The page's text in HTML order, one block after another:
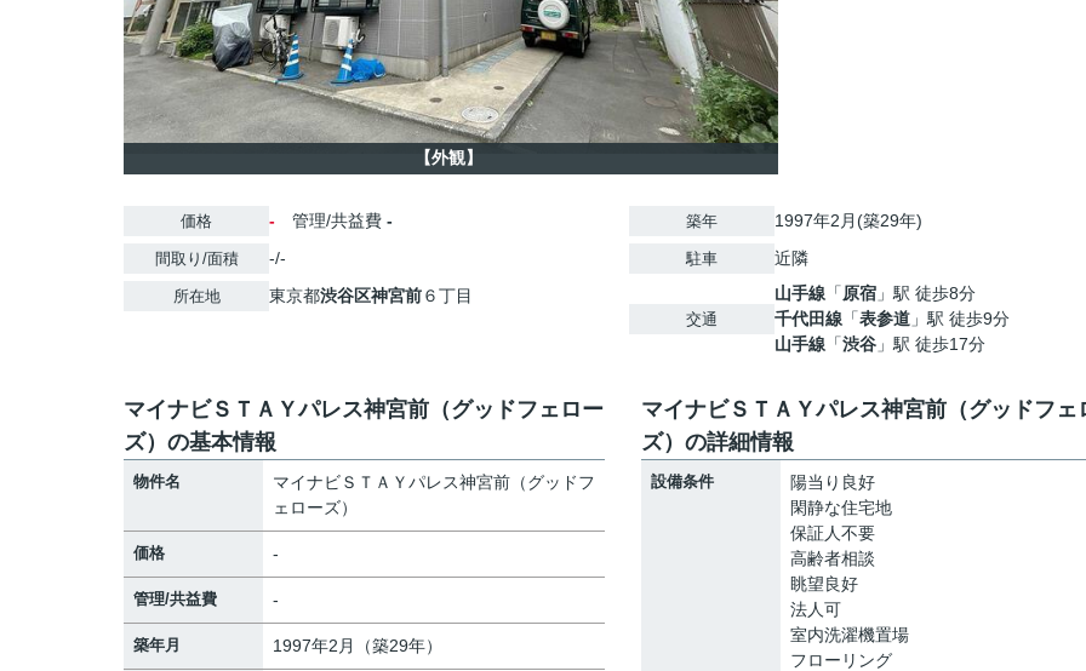
【外観】
価格 - 管理/共益費 -
間取り/面積 -/-
所在地 東京都渋谷区神宮前６丁目
築年 1997年2月(築29年)
駐車 近隣
交通
山手線 「原宿 」駅 徒歩8分
千代田線 「表参道 」駅 徒歩9分
山手線 「渋谷 」駅 徒歩17分
マイナビＳＴＡＹパレス神宮前（グッドフェロー
ズ）の基本情報
物件名
マイナビＳＴＡＹパレス神宮前（グッドフ
ェローズ）
価格 -
管理/共益費 -
築年月 1997年2月（築29年）
マイナビＳＴＡＹパレス神宮前（グッドフェ
ズ）の詳細情報
設備条件
陽当り良好
閑静な住宅地
保証人不要
高齢者相談
眺望良好
法人可
室内洗濯機置場
フローリング